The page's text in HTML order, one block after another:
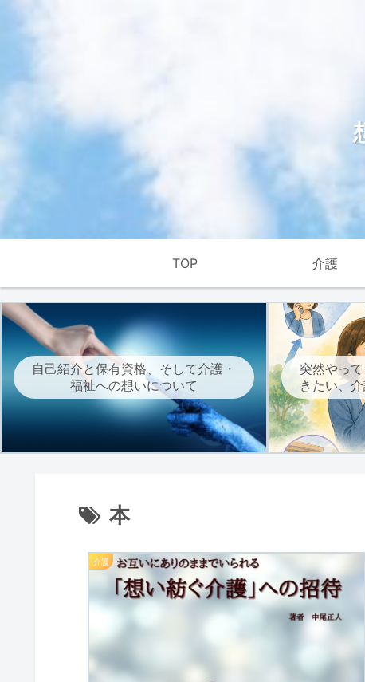
TOP 介護
自己紹介と保有資格、そして介護・
福祉への想いについて
突然やっ
きたい、
本
介護